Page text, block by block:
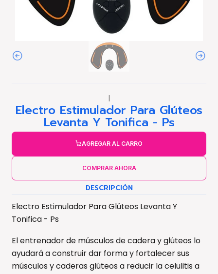
|
Electro Estimulador Para Glúteos
Levanta Y Tonifica - Ps
AGREGAR AL CARRO
COMPRAR AHORA
DESCRIPCIÓN
Electro Estimulador Para Glúteos Levanta Y
Tonifica - Ps
El entrenador de músculos de cadera y glúteos lo
ayudará a construir dar forma y fortalecer sus
músculos y caderas glúteos a reducir la celulitis a